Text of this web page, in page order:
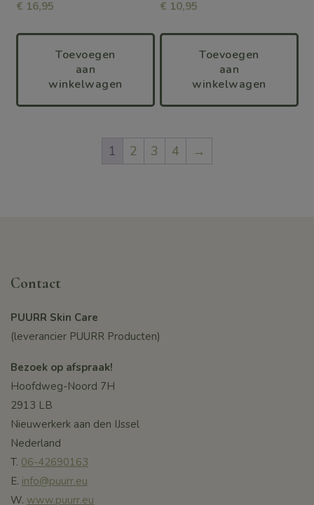
€ 16,95
Toevoegen
aan
winkelwagen
€ 10,95
Toevoegen
aan
winkelwagen
1 2 3 4 →
Contact
PUURR Skin Care
(leverancier PUURR Producten)
Bezoek op afspraak!
Hoofdweg-Noord 7H
2913 LB
Nieuwerkerk aan den IJssel
Nederland
T. 06-42690163
E. info@puurr.eu
W. www.puurr.eu